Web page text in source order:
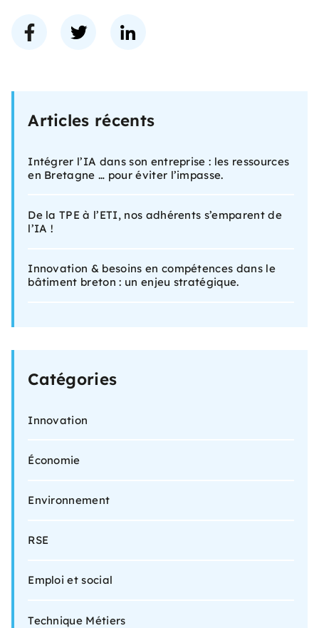
Articles récents
Intégrer l’IA dans son entreprise : les ressources
en Bretagne … pour éviter l’impasse.
De la TPE à l’ETI, nos adhérents s’emparent de
l’IA !
Innovation & besoins en compétences dans le
bâtiment breton : un enjeu stratégique.
Catégories
Innovation
Économie
Environnement
RSE
Emploi et social
Technique Métiers